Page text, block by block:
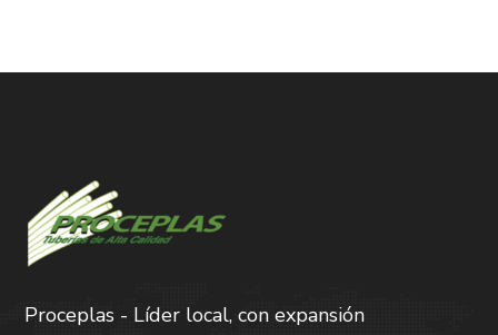
Proceplas - Líder local, con expansión